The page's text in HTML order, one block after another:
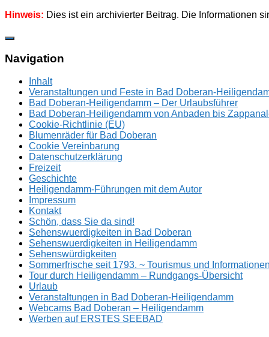
Hinweis: Dies ist ein archivierter Beitrag. Die Informationen
Zum
springen
Navigation
Inhalt
Veranstaltungen und Feste in Bad Doberan-
Bad Doberan-Heiligendamm – Der Urlaubsführer
Bad Doberan-Heiligendamm von Anbaden bis
Cookie-Richtlinie (EU)
Blumenräder für Bad Doberan
Cookie Vereinbarung
Datenschutzerklärung
Freizeit
Geschichte
Heiligendamm-Führungen mit dem Autor
Impressum
Kontakt
Schön, dass Sie da sind!
Sehenswuerdigkeiten in Bad Doberan
Sehenswuerdigkeiten in Heiligendamm
Sehenswürdigkeiten
Sommerfrische seit 1793. ~ Tourismus und
Tour durch Heiligendamm – Rundgangs-Übersicht
Urlaub
Veranstaltungen in Bad Doberan-Heiligendamm
Webcams Bad Doberan – Heiligendamm
Werben auf ERSTES SEEBAD